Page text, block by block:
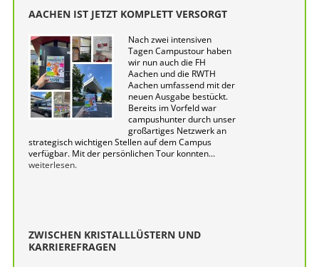
AACHEN IST JETZT KOMPLETT VERSORGT
Nach zwei intensiven
Tagen Campustour haben
wir nun auch die FH
Aachen und die RWTH
Aachen umfassend mit der
neuen Ausgabe bestückt.
Bereits im Vorfeld war
campushunter durch unser
großartiges Netzwerk an
strategisch wichtigen Stellen auf dem Campus
verfügbar. Mit der persönlichen Tour konnten...
weiterlesen.
ZWISCHEN KRISTALLLÜSTERN UND
KARRIEREFRAGEN